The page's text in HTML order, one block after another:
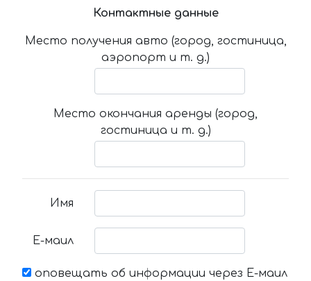
Контактные данные
Место получения авто (город, гостиница,
аэропорт и т. д.)
Место окончания аренды (город,
гостиница и т. д.)
Имя
Е-маил
оповещать об информации через Е-маил